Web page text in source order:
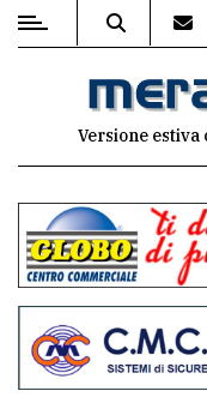
MENU
commenti
Contenuti
del
sito
Versione estiva